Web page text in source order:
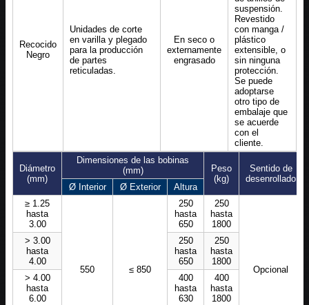
Recocido
Negro
Unidades de corte
en varilla y plegado
para la producción
de partes
reticuladas.
En seco o
externamente
engrasado
suspensión.
Revestido
con manga /
plástico
extensible, o
sin ninguna
protección.
Se puede
adoptarse
otro tipo de
embalaje que
se acuerde
con el
cliente.
Diámetro
(mm)
Dimensiones de las bobinas
(mm)
Peso
(kg)
Sentido de
desenrollado
Ø Interior
Ø Exterior
Altura
≥ 1.25
hasta
3.00
550 ≤ 850
250
hasta
650
250
hasta
1800
Opcional
> 3.00
hasta
4.00
250
hasta
650
250
hasta
1800
> 4.00
hasta
6.00
400
hasta
630
400
hasta
1800